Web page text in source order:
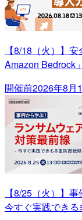
【8/18（火）】
Amazon Bedrock
開催前2026年8月
【8/25（火）】
今すぐ実践でき